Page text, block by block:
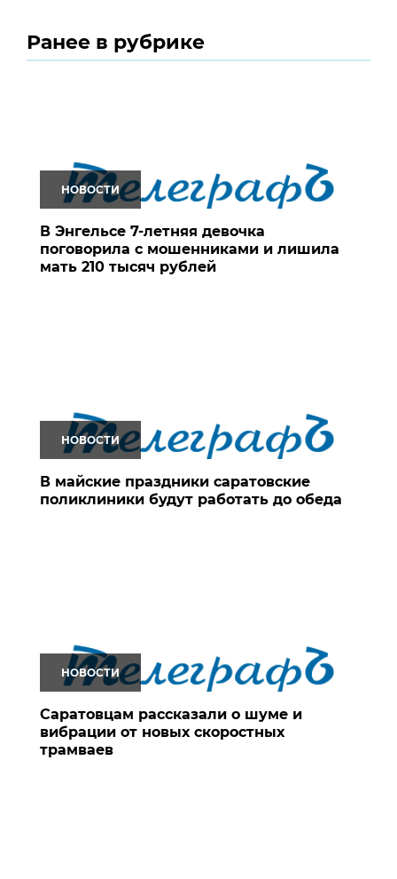
Ранее в рубрике
НОВОСТИ
В Энгельсе 7-летняя девочка
поговорила с мошенниками и лишила
мать 210 тысяч рублей
НОВОСТИ
В майские праздники саратовские
поликлиники будут работать до обеда
НОВОСТИ
Саратовцам рассказали о шуме и
вибрации от новых скоростных
трамваев